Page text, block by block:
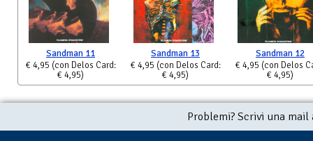
Sandman 11
€ 4,95 (con Delos Card:
€ 4,95)
Sandman 13
€ 4,95 (con Delos Card:
€ 4,95)
Sandman 12
€ 4,95 (con Delos
€ 4,95)
Problemi? Scrivi una